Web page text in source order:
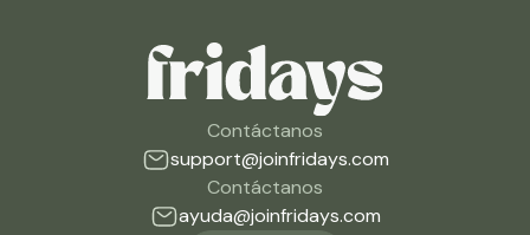
Contáctanos
support@joinfridays.com
Contáctanos
ayuda@joinfridays.com